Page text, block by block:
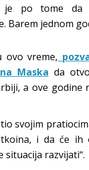
je po tome da
Barem jednom
ovo vreme,
Maska da
a ove godine
svojim
i da će ih
situacija razvijati“.